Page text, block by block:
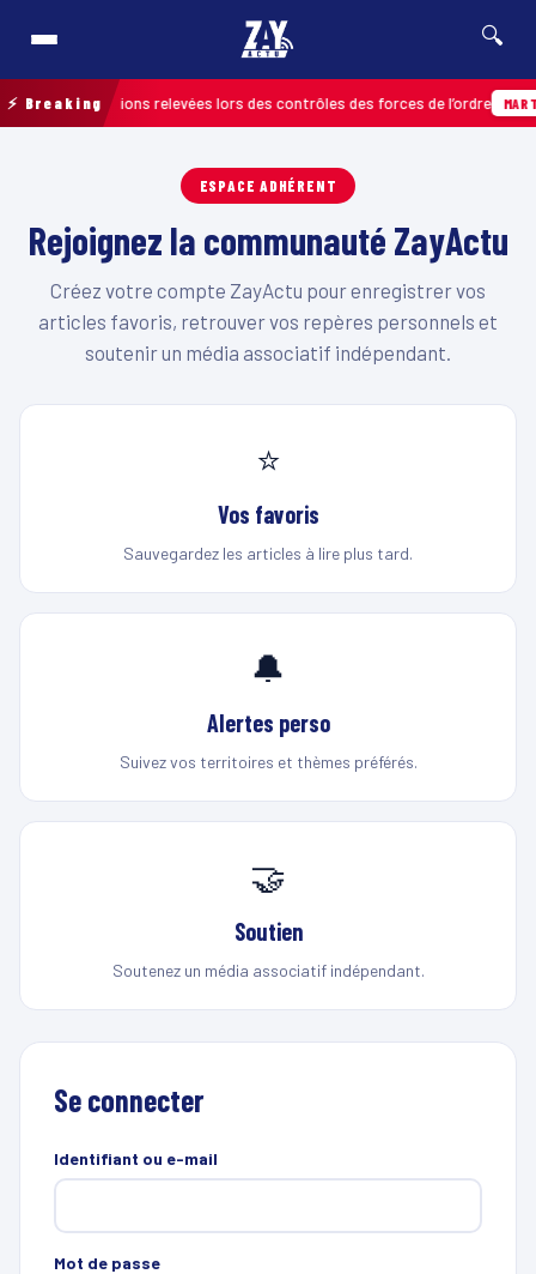
🔍
⚡ Breaking
de 120 infractions relevées lors des contrôles des forces de l’ordre
ESPACE ADHÉRENT
Rejoignez la communauté ZayActu
Créez votre compte ZayActu pour enregistrer vos
articles favoris, retrouver vos repères personnels et
soutenir un média associatif indépendant.
⭐
Vos favoris
Sauvegardez les articles à lire plus tard.
🔔
Alertes perso
Suivez vos territoires et thèmes préférés.
🤝
Soutien
Soutenez un média associatif indépendant.
Se connecter
Identifiant ou e-mail
Mot de passe